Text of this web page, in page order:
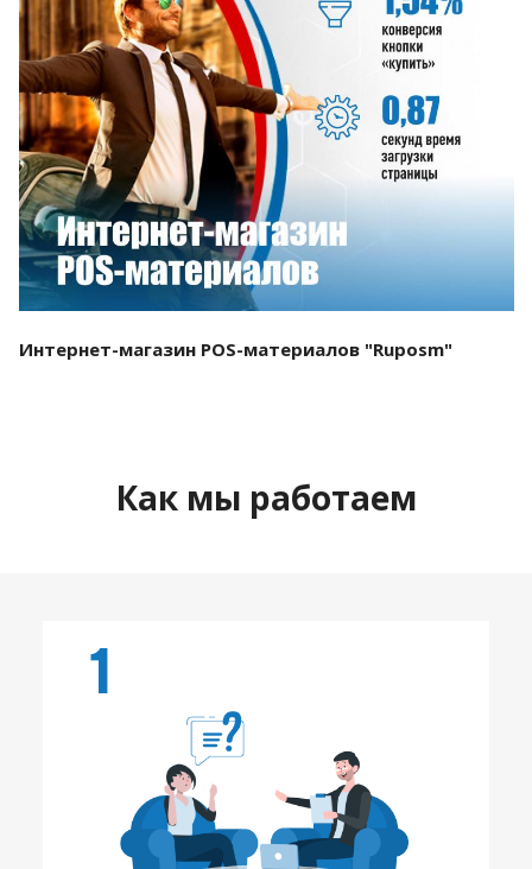
Смотреть проект
Интернет-магазин POS-материалов "Ruposm"
Как мы работаем
1